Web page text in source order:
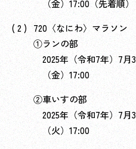
（金）17:00（先着順）
720〈なにわ〉マラソン
①ランの部
2025年（令和7年）7月
（金）17:00
②車いすの部
2025年（令和7年）7月
（火）17:00